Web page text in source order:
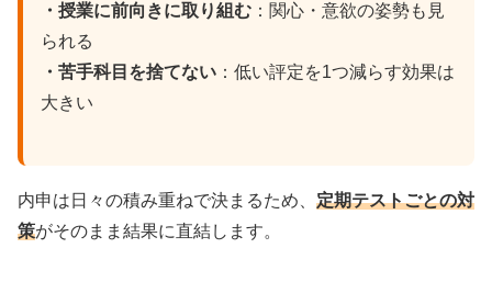
・授業に前向きに取り組む ：関心・意欲の姿勢も見
られる
・苦手科目を捨てない ：低い評定を1つ減らす効果は
大きい
内申は日々の積み重ねで決まるため、 定期テストごとの対
策がそのまま結果に直結します。